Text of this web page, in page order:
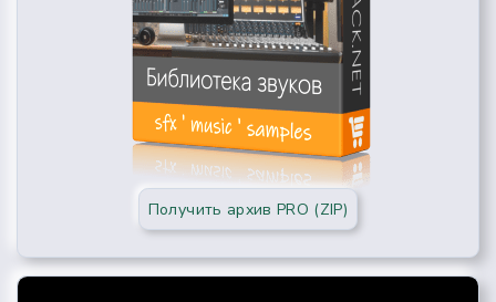
Получить архив PRO (ZIP)